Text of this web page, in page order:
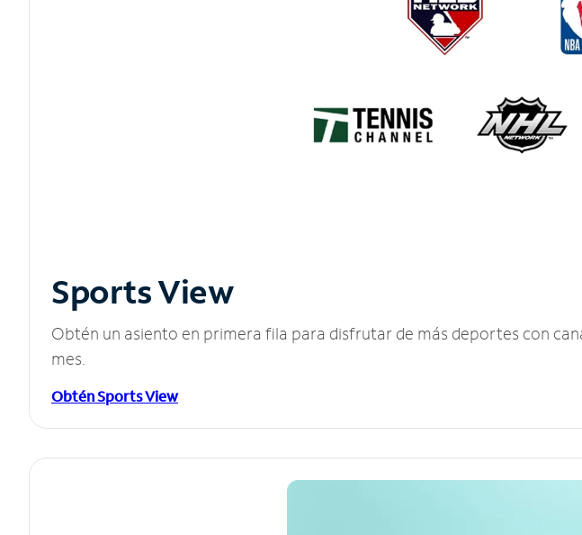
Sports View
Obtén un asiento en primera fila para disfrutar de más deportes con
mes.
Obtén Sports View